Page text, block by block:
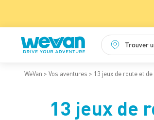
Trouver
WeVan Vos aventures 13 jeux de route et
13 jeux de